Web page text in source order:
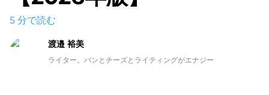
5 分で読む
渡邉 裕美
ライター。パンとチーズとライティングがエナジー